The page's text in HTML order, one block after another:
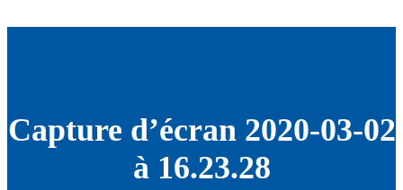
Capture d’écran 2020-03-02
à 16.23.28